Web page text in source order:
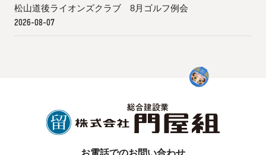
松山道後ライオンズクラブ 8月ゴルフ例会
2026-08-07
お電話でのお問い合わせ